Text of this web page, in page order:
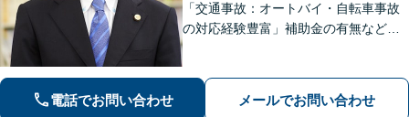
「交通事故：オートバイ・自転車事故
の対応経験豊富」補助金の有無など、
業詐欺による被害など、複雑な事情を
抱えた借金問題について豊富な解決実
電話でお問い合わせ メールでお問い合わせ